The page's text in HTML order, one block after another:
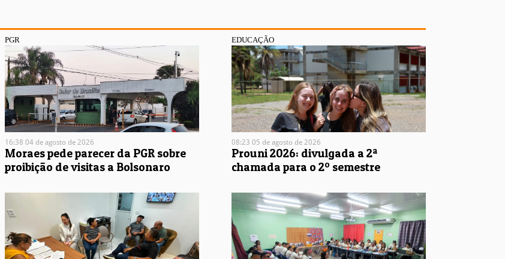
EDUCAÇÃO
08:23 05 de agosto de 2026
Prouni 2026: divulgada a 2ª
chamada para o 2º semestre
PGR
16:38 04 de agosto de 2026
Moraes pede parecer da PGR sobre
proibição de visitas a Bolsonaro